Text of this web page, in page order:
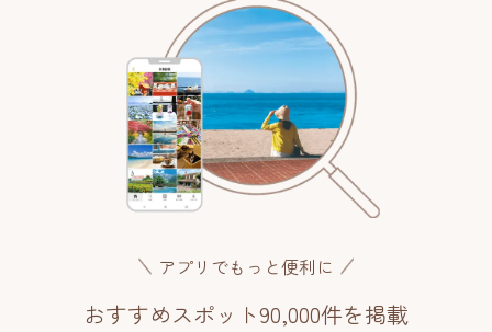
アプリでもっと便利に
おすすめスポット90,000件を掲載